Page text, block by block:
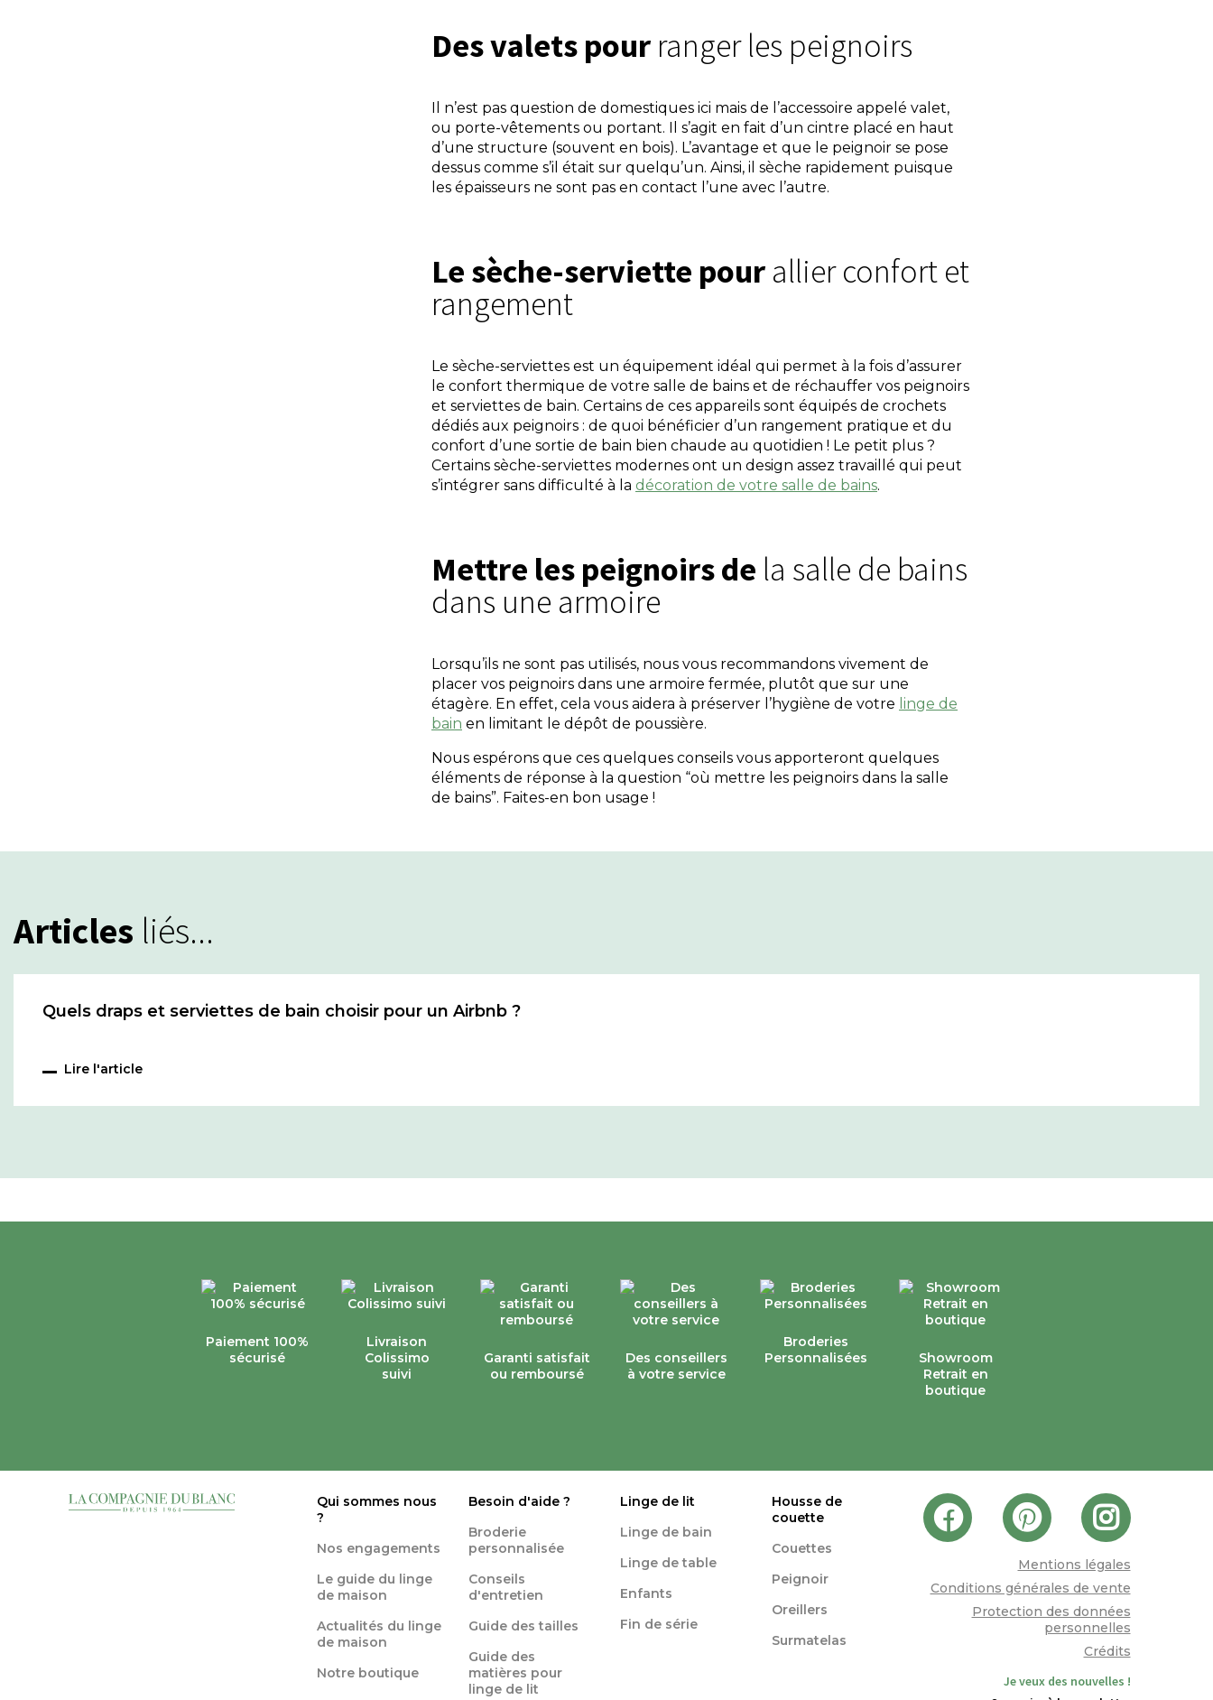
Des valets pour ranger les peignoirs
Il n’est pas question de domestiques ici mais de l’accessoire appelé valet,
ou porte-vêtements ou portant. Il s’agit en fait d’un cintre placé en haut
d’une structure (souvent en bois). L’avantage et que le peignoir se pose
dessus comme s’il était sur quelqu’un. Ainsi, il sèche rapidement puisque
les épaisseurs ne sont pas en contact l’une avec l’autre.
Le sèche-serviette pour allier confort et
rangement
Le sèche-serviettes est un équipement idéal qui permet à la fois d’assurer
le confort thermique de votre salle de bains et de réchauffer vos peignoirs
et serviettes de bain. Certains de ces appareils sont équipés de crochets
dédiés aux peignoirs : de quoi bénéficier d’un rangement pratique et du
confort d’une sortie de bain bien chaude au quotidien ! Le petit plus ?
Certains sèche-serviettes modernes ont un design assez travaillé qui peut
s’intégrer sans difficulté à la décoration de votre salle de bains.
Mettre les peignoirs de la salle de bains
dans une armoire
Lorsqu’ils ne sont pas utilisés, nous vous recommandons vivement de
placer vos peignoirs dans une armoire fermée, plutôt que sur une
étagère. En effet, cela vous aidera à préserver l’hygiène de votre linge de
bain en limitant le dépôt de poussière.
Nous espérons que ces quelques conseils vous apporteront quelques
éléments de réponse à la question “où mettre les peignoirs dans la salle
de bains”. Faites-en bon usage !
Articles liés...
Quels draps et serviettes de bain choisir pour un Airbnb ?
Lire l'article
Paiement 100%
sécurisé
Livraison
Colissimo
suivi
Garanti satisfait
ou remboursé
Des conseillers
à votre service
Broderies
Personnalisées
Showroom
Retrait en
boutique
Qui sommes nous
?
Nos engagements
Le guide du linge
de maison
Actualités du linge
de maison
Notre boutique
Besoin d'aide ?
Broderie
personnalisée
Conseils
d'entretien
Guide des tailles
Guide des
matières pour
linge de lit
Linge de lit
Linge de bain
Linge de table
Enfants
Fin de série
Housse de
couette
Couettes
Peignoir
Oreillers
Surmatelas
Mentions légales
Conditions générales de vente
Protection des données
personnelles
Crédits
Je veux des nouvelles !